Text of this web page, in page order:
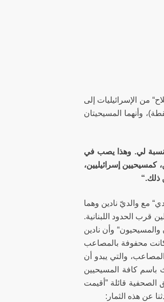
من الإسرائيليات إلى
وأنهما المسيحيتان
لي. وهذا يصب في
كمسيحيين إسرائيليين،
ذلك.“
مع والديّ نادين وهما
قرب الحدود اللبنانية.
والمسيحيون“ وأن نادين
كانت محفوفة بالمصاعب
والتي يبدو أن
باسم كافة المسيحيين
الصحفية قائلة ”أقيمت
عن هذه الثمار: